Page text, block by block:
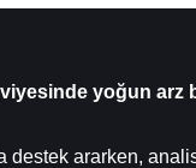
yoğun arz
destek ararken,